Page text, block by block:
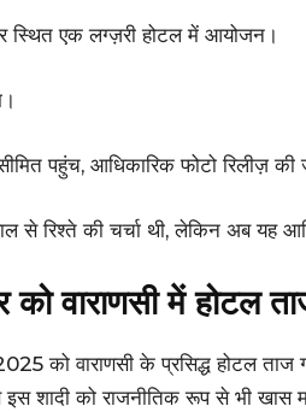
एक लग्ज़री होटल में आयोजन।
पहुंच, आधिकारिक फोटो रिलीज़ की
से रिश्ते की चर्चा थी, लेकिन अब यह
को वाराणसी में होटल
को वाराणसी के प्रसिद्ध होटल ताज
शादी को राजनीतिक रूप से भी खास